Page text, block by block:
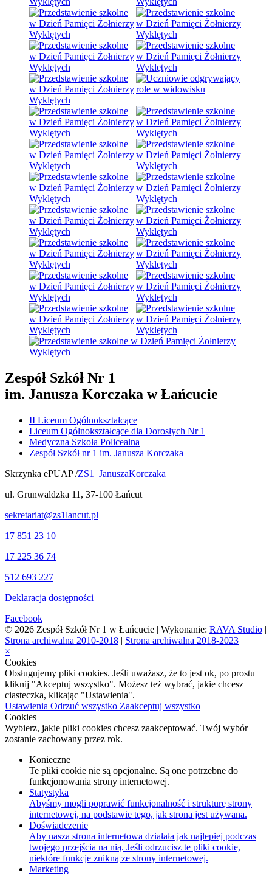
Zespół Szkół Nr 1
im. Janusza Korczaka w Łańcucie
II Liceum Ogólnokształcące
Liceum Ogólnokształcące dla Dorosłych Nr 1
Medyczna Szkoła Policealna
Zespół Szkół nr 1 im. Janusza Korczaka
Skrzynka ePUAP /ZS1_JanuszaKorczaka
ul. Grunwaldzka 11, 37-100 Łańcut
sekretariat@zs1lancut.pl
17 851 23 10
17 225 36 74
512 693 227
Deklaracja dostępności
Facebook
© 2026 Zespół Szkół Nr 1 w Łańcucie | Wykonanie: RAVA Studio |
Strona archiwalna 2010-2018 | Strona archiwalna 2018-2023
×
Cookies
Obsługujemy pliki cookies. Jeśli uważasz, że to jest ok, po prostu
kliknij "Akceptuj wszystko". Możesz też wybrać, jakie chcesz
ciasteczka, klikając "Ustawienia".
Ustawienia Odrzuć wszystko Zaakceptuj wszystko
Cookies
Wybierz, jakie pliki cookies chcesz zaakceptować. Twój wybór
zostanie zachowany przez rok.
Konieczne
Te pliki cookie nie są opcjonalne. Są one potrzebne do
funkcjonowania strony internetowej.
Statystyka
Abyśmy mogli poprawić funkcjonalność i strukturę strony
internetowej, na podstawie tego, jak strona jest używana.
Doświadczenie
Aby nasza strona internetowa działała jak najlepiej podczas
twojego przejścia na nią. Jeśli odrzucisz te pliki cookie,
niektóre funkcje znikną ze strony internetowej.
Marketing